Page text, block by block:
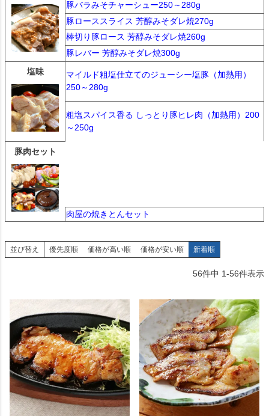
豚バラみそチャーシュー250～280g
豚ローススライス 芳醇みそダレ焼270g
棒切り豚ロース 芳醇みそダレ焼260g
豚レバー 芳醇みそダレ焼300g
塩味
マイルド粗塩仕立てのジューシー塩豚（加熱用）
250～280g
粗塩スパイス香る しっとり豚ヒレ肉（加熱用）200
～250g
豚肉セット
肉屋の焼きとんセット
並び替え 優先度順 価格が高い順 価格が安い順 新着順
56件中 1-56件表示